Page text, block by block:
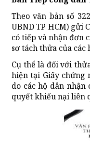
Theo văn bản số
UBND TP HCM) gửi
có tiếp và nhận đơn
sơ tách thửa của các
Cụ thể là đối với
hiện tại Giấy chứng
do các hộ dân
quyết khiếu nại liên